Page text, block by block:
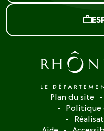
Plan du site
Politique